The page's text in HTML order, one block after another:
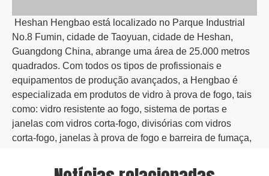
Heshan Hengbao está localizado no Parque Industrial